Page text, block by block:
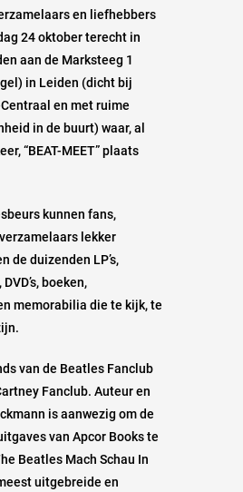
en liefhebbers
24 oktober terecht in
aan de Marksteeg 1
in Leiden (dicht bij
en met ruime
in de buurt) waar, al
“BEAT-MEET” plaats
kunnen fans,
lekker
de duizenden LP’s,
boeken,
memorabilia die te kijk, te
van de Beatles Fanclub
Fanclub. Auteur en
is aanwezig om de
van Apcor Books te
Beatles Mach Schau In
uitgebreide en